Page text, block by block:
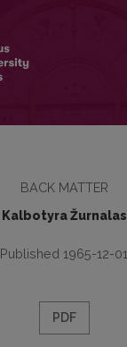
BACK MATTER
Kalbotyra Žurnalas
Published 1965-12-01
PDF